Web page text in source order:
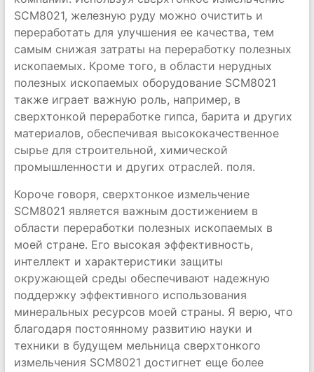
SCM8021, железную руду можно очистить и
переработать для улучшения ее качества, тем
самым снижая затраты на переработку полезных
ископаемых. Кроме того, в области нерудных
полезных ископаемых оборудование SCM8021
также играет важную роль, например, в
сверхтонкой переработке гипса, барита и других
материалов, обеспечивая высококачественное
сырье для строительной, химической
промышленности и других отраслей. поля.
Короче говоря, сверхтонкое измельчение
SCM8021 является важным достижением в
области переработки полезных ископаемых в
моей стране. Его высокая эффективность,
интеллект и характеристики защиты
окружающей среды обеспечивают надежную
поддержку эффективного использования
минеральных ресурсов моей страны. Я верю, что
благодаря постоянному развитию науки и
техники в будущем мельница сверхтонкого
измельчения SCM8021 достигнет еще более